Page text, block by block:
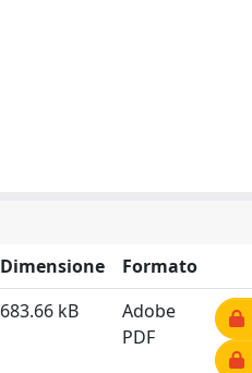
Dimensione
Formato
683.66 kB
Adobe
PDF